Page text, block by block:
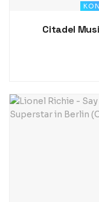
Citadel